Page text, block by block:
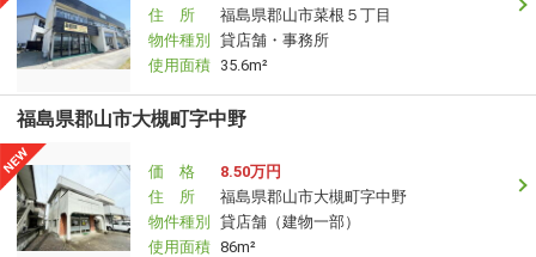
住 所
福島県郡山市菜根５丁目
物件種別
貸店舗・事務所
使用面積 35.6m²
福島県郡山市大槻町字中野
価 格
8.50万円
住 所
福島県郡山市大槻町字中野
物件種別
貸店舗（建物一部）
使用面積 86m²